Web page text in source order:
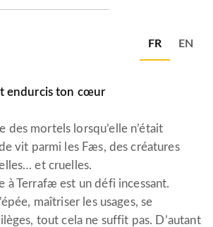
FR EN
endurcis ton cœur
des mortels lorsqu’elle n’était
vit parmi les Fæs, des créatures
et cruelles.
à Terrafæ est un défi incessant.
maîtriser les usages, se
tout cela ne suffit pas. D’autant